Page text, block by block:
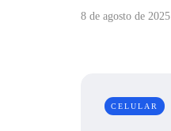
8 de agosto de 2025
CELULAR